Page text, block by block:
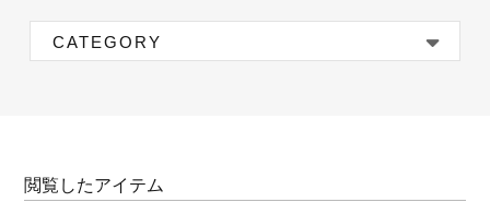
CATEGORY
閲覧したアイテム